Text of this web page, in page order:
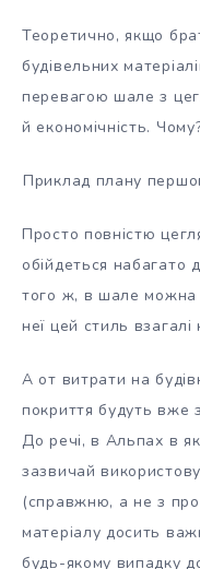
Теоретично, якщо
будівельних
перевагою шале з
й економічність.
Приклад плану
Просто повністю
обійдеться
того ж, в шале можна
неї цей стиль
А от витрати на
покриття будуть вже
До речі, в Альпах в
зазвичай
(справжню, а не з
матеріалу досить
будь-якому випадку